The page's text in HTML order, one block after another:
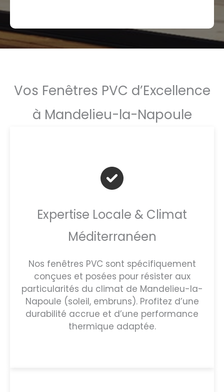
Vos Fenêtres PVC d’Excellence
à Mandelieu-la-Napoule
Expertise Locale & Climat
Méditerranéen
Nos fenêtres PVC sont spécifiquement
conçues et posées pour résister aux
particularités du climat de Mandelieu-la-
Napoule (soleil, embruns). Profitez d’une
durabilité accrue et d’une performance
thermique adaptée.